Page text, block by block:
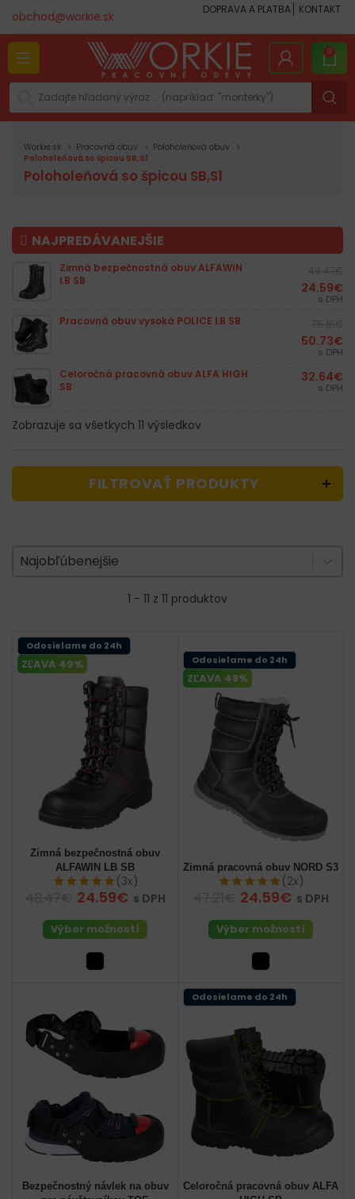
obchod@workie.sk DOPRAVA A PLATBA KONTAKT
0
Workie.sk Pracovná obuv
Poloholeňová obuv
Poloholeňová so špicou SB,S1
Poloholeňová so špicou SB,S1
NAJPREDÁVANEJŠIE
Zimná bezpečnostná obuv ALFAWIN
LB SB
24.59€
s DPH
Pracovná obuv vysoká POLICE LB SB
50.73€
s DPH
Celoročná pracovná obuv ALFA HIGH
SB
32.64€
s DPH
Zobrazuje sa všetkych 11 výsledkov
FILTROVAŤ PRODUKTY
Zoradenie produktov
Sort content
Najobľúbenejšie
Sort content
1 - 11 z 11 produktov
ZĽAVA 49%
Odosielame do 24h
Zimná bezpečnostná obuv
ALFAWIN LB SB
(3x)
24.59€ s DPH
Výber možností
ZĽAVA 48%
Odosielame do 24h
Zimná pracovná obuv NORD S3
(2x)
24.59€ s DPH
Výber možností
Bezpečnostný návlek na obuv
Odosielame do 24h
Celoročná pracovná obuv ALFA